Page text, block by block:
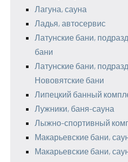
Лагуна, сауна
Ладья, автосервис
Латунские бани,
бани
Латунские бани,
Нововятские бани
Липецкий банный
Лужники, баня-сауна
Лыжно-спортивный
Макарьевские бани,
Макарьевские бани,